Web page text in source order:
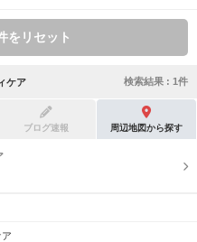
リピーター割引あり
をリセット
ケア 検索結果 : 1件
ブログ速報 周辺地図から探す